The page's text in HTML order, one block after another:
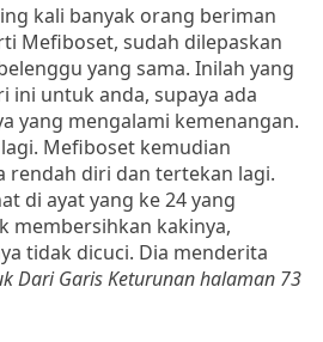
kali banyak orang beriman
Mefiboset, sudah dilepaskan
yang sama. Inilah yang
ini untuk anda, supaya ada
yang mengalami kemenangan.
Mefiboset kemudian
rendah diri dan tertekan lagi.
di ayat yang ke 24 yang
membersihkan kakinya,
tidak dicuci. Dia menderita
Dari Garis Keturunan halaman 73